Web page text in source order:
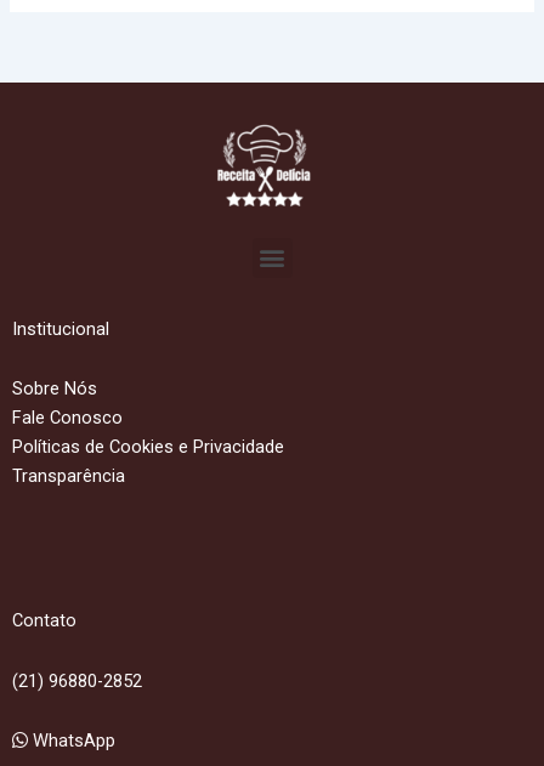
Menu
Institucional
Sobre Nós
Fale Conosco
Políticas de Cookies e Privacidade
Transparência
Contato
(21) 96880-2852
WhatsApp